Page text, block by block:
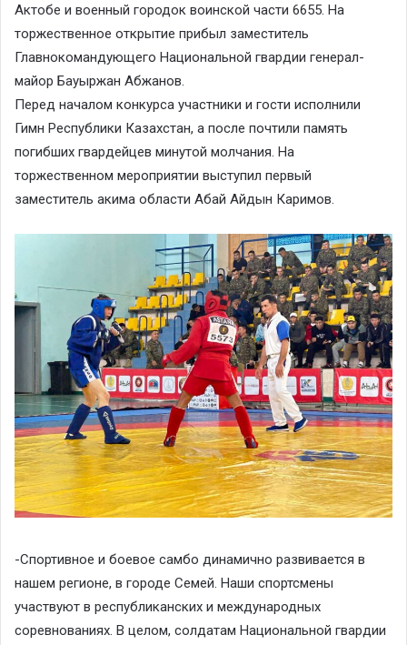
Актобе и военный городок воинской части 6655. На
торжественное открытие прибыл заместитель
Главнокомандующего Национальной гвардии генерал-
майор Бауыржан Абжанов.
Перед началом конкурса участники и гости исполнили
Гимн Республики Казахстан, а после почтили память
погибших гвардейцев минутой молчания. На
торжественном мероприятии выступил первый
заместитель акима области Абай Айдын Каримов.
-Спортивное и боевое самбо динамично развивается в
нашем регионе, в городе Семей. Наши спортсмены
участвуют в республиканских и международных
соревнованиях. В целом, солдатам Национальной гвардии